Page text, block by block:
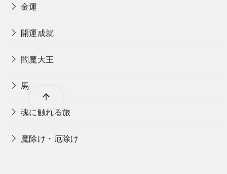
金運
開運成就
閻魔大王
馬
魂に触れる旅
魔除け・厄除け